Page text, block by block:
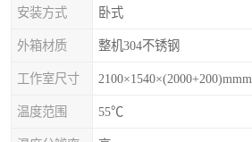
安装方式 卧式
外箱材质 整机304不锈钢
工作室尺寸 2100×1540×(2000+200)mmm
温度范围 55℃